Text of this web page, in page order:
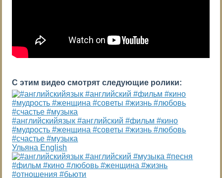
С этим видео смотрят следующие ролики:
#английскийязык #английский #фильм #кино
#мудрость #женщина #советы #жизнь #любовь
#счастье #музыка
Ульяна English